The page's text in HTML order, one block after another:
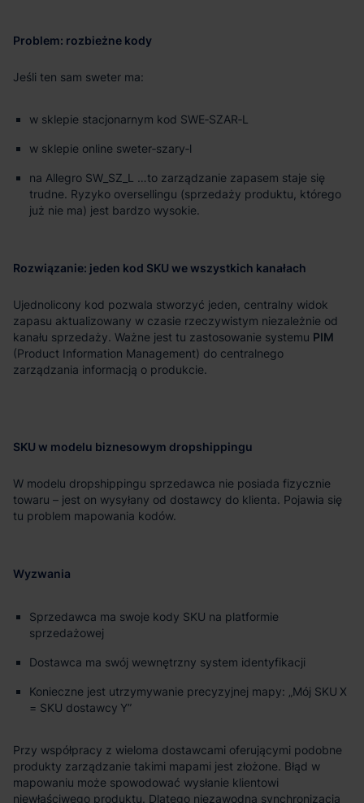
Problem: rozbieżne kody
Jeśli ten sam sweter ma:
w sklepie stacjonarnym kod SWE‑SZAR‑L
w sklepie online sweter‑szary‑l
na Allegro SW_SZ_L …to zarządzanie zapasem staje się
trudne. Ryzyko oversellingu (sprzedaży produktu, którego
już nie ma) jest bardzo wysokie.
Rozwiązanie: jeden kod SKU we wszystkich kanałach
Ujednolicony kod pozwala stworzyć jeden, centralny widok
zapasu aktualizowany w czasie rzeczywistym niezależnie od
kanału sprzedaży. Ważne jest tu zastosowanie systemu PIM
(Product Information Management) do centralnego
zarządzania informacją o produkcie.
SKU w modelu biznesowym dropshippingu
W modelu dropshippingu sprzedawca nie posiada fizycznie
towaru – jest on wysyłany od dostawcy do klienta. Pojawia się
tu problem mapowania kodów.
Wyzwania
Sprzedawca ma swoje kody SKU na platformie
sprzedażowej
Dostawca ma swój wewnętrzny system identyfikacji
Konieczne jest utrzymywanie precyzyjnej mapy: „Mój SKU X
= SKU dostawcy Y”
Przy współpracy z wieloma dostawcami oferującymi podobne
produkty zarządzanie takimi mapami jest złożone. Błąd w
mapowaniu może spowodować wysłanie klientowi
niewłaściwego produktu. Dlatego niezawodna synchronizacja